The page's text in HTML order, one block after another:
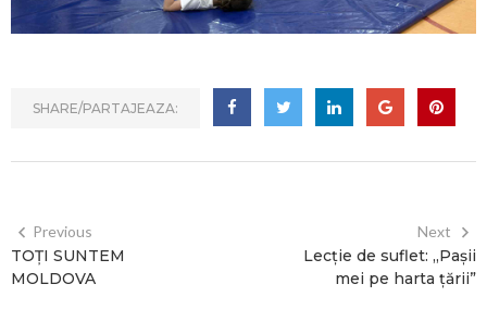
SHARE/PARTAJEAZA:
Previous
TOȚI SUNTEM
MOLDOVA
Next
Lecție de suflet: „Pașii
mei pe harta țării”